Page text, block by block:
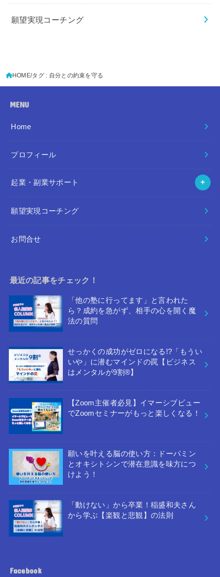
願望実現コーチング
HOME タグ : 自分との約束を守る
MENU
Home
プロフィール
起業・副業サポート
願望実現コーチング
お問合せ
最近の記事をチェック！
「他の塾に行ってます」と言われた
ら？成約を急がず、相手の心を開く魔
法の質問
せっかくの成功がゼロになる!?「もうい
いや」に潜むマインドの罠【ビジネス
はメンタルが9割®︎】
【Zoom主催者必見】イマーシブビュー
でZoomセミナーがもっと楽しくなる！
願いを叶える脳の使い方：ドーパミン
とオキシトシンで潜在意識を味方につ
けよう！
「動けない」から卒業！稲盛和夫さん
から学ぶ【楽観と悲観】の法則
Facebook